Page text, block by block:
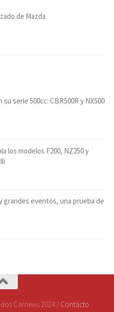
de Mazda
serie 500cc: CBR500R y NX500
los modelos F200, NZ250 y
grandes eventos, una prueba de
Carnews 2024 / Contacto